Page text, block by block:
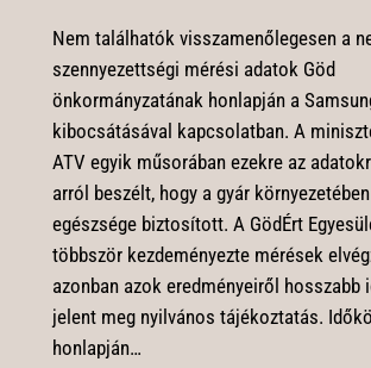
Nem találhatók visszamenőlegesen a
szennyezettségi mérési adatok Göd
önkormányzatának honlapján a
kibocsátásával kapcsolatban. A
ATV egyik műsorában ezekre az
arról beszélt, hogy a gyár
egészsége biztosított. A GödÉrt
többször kezdeményezte mérések
azonban azok eredményeiről hosszabb
jelent meg nyilvános tájékoztatás.
honlapján…